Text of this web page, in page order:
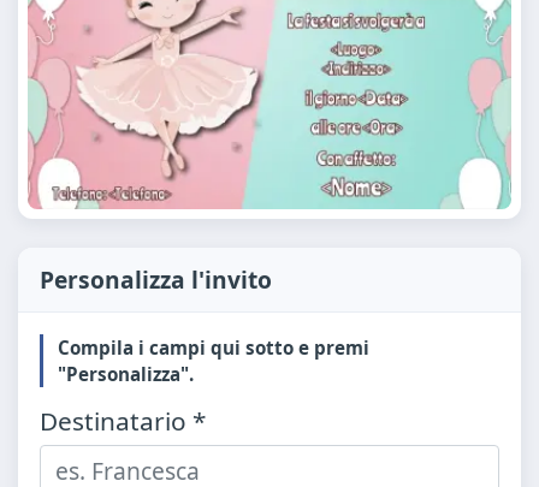
Personalizza l'invito
Compila i campi qui sotto e premi
"Personalizza".
Destinatario *